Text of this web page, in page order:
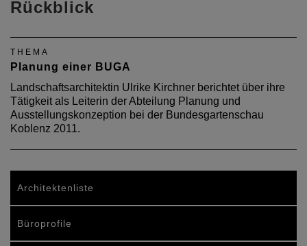
Rückblick
THEMA
Planung einer BUGA
Landschaftsarchitektin Ulrike Kirchner berichtet über ihre
Tätigkeit als Leiterin der Abteilung Planung und
Ausstellungskonzeption bei der Bundesgartenschau
Koblenz 2011.
Architektenliste
Büroprofile